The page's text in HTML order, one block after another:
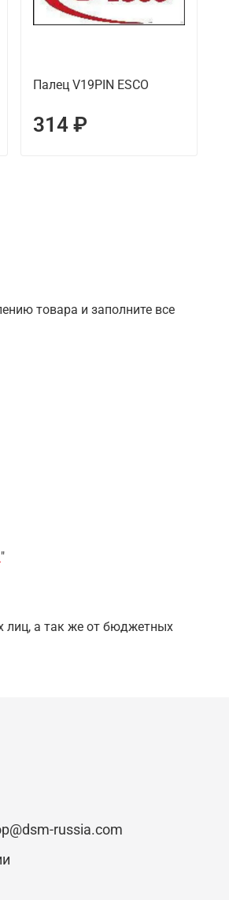
Палец V19PIN ESCO
314 ₽
товара и заполните все
"
лиц, а так же от бюджетных
russia.com